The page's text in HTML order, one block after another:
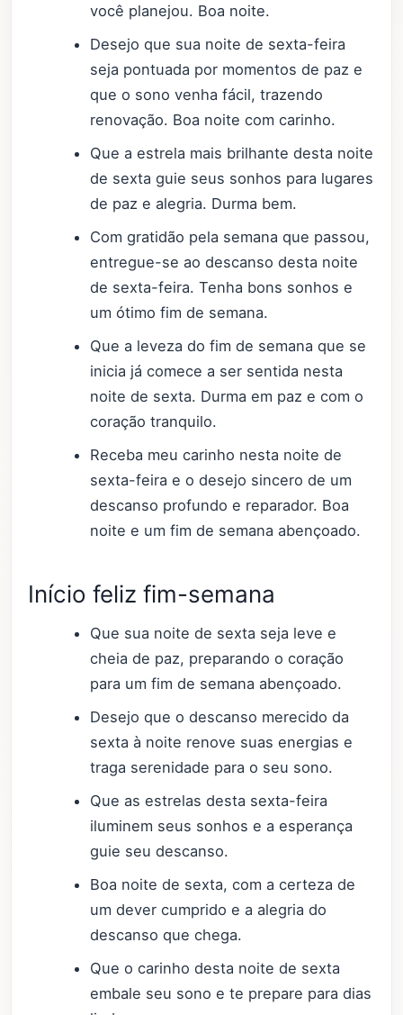
você planejou. Boa noite.
Desejo que sua noite de sexta-feira
seja pontuada por momentos de paz e
que o sono venha fácil, trazendo
renovação. Boa noite com carinho.
Que a estrela mais brilhante desta noite
de sexta guie seus sonhos para lugares
de paz e alegria. Durma bem.
Com gratidão pela semana que passou,
entregue-se ao descanso desta noite
de sexta-feira. Tenha bons sonhos e
um ótimo fim de semana.
Que a leveza do fim de semana que se
inicia já comece a ser sentida nesta
noite de sexta. Durma em paz e com o
coração tranquilo.
Receba meu carinho nesta noite de
sexta-feira e o desejo sincero de um
descanso profundo e reparador. Boa
noite e um fim de semana abençoado.
Início feliz fim-semana
Que sua noite de sexta seja leve e
cheia de paz, preparando o coração
para um fim de semana abençoado.
Desejo que o descanso merecido da
sexta à noite renove suas energias e
traga serenidade para o seu sono.
Que as estrelas desta sexta-feira
iluminem seus sonhos e a esperança
guie seu descanso.
Boa noite de sexta, com a certeza de
um dever cumprido e a alegria do
descanso que chega.
Que o carinho desta noite de sexta
embale seu sono e te prepare para dias